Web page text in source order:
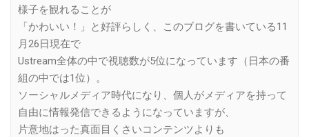
様子を観れることが
「かわいい！」と好評らしく、このブログを書いている11
月26日現在で
Ustream全体の中で視聴数が5位になっています（日本の番
組の中では1位）。
ソーシャルメディア時代になり、個人がメディアを持って
自由に情報発信できるようになっていますが、
片意地はった真面目くさいコンテンツよりも